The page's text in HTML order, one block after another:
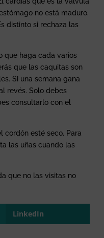
no está maduro.
distinto si rechaza las
que haga cada varios
que las caquitas son
Si una semana gana
revés. Solo debes
consultarlo con el
cordón esté seco. Para
las uñas cuando las
que no las visitas no
LinkedIn